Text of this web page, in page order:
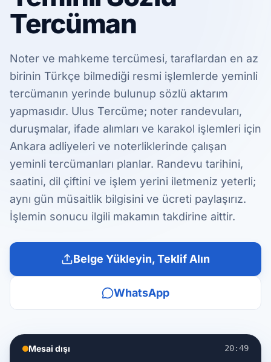
Tercüman
Noter ve mahkeme tercümesi, taraflardan en az
birinin Türkçe bilmediği resmi işlemlerde yeminli
tercümanın yerinde bulunup sözlü aktarım
yapmasıdır. Ulus Tercüme; noter randevuları,
duruşmalar, ifade alımları ve karakol işlemleri için
Ankara adliyeleri ve noterliklerinde çalışan
yeminli tercümanları planlar. Randevu tarihini,
saatini, dil çiftini ve işlem yerini iletmeniz yeterli;
aynı gün müsaitlik bilgisini ve ücreti paylaşırız.
İşlemin sonucu ilgili makamın takdirine aittir.
Belge Yükleyin, Teklif Alın
WhatsApp
Mesai dışı 20:49